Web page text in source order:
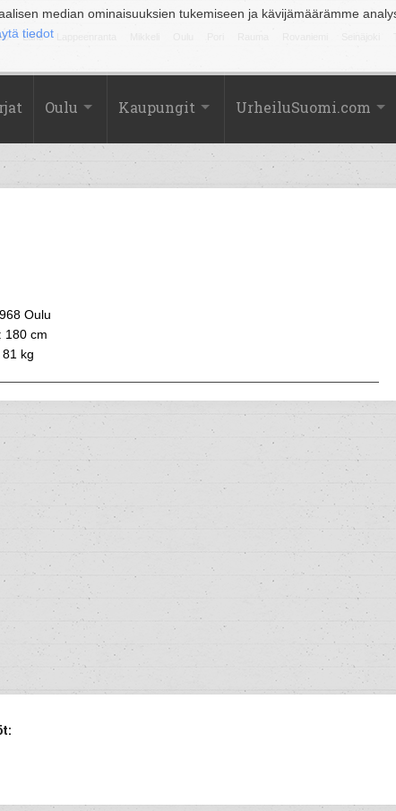
median ominaisuuksien tukemiseen ja kävijämäärämme
tiedot
Lahti
Oulu Kaupungit UrheiluSuomi.com
Oulu
180 cm
kg